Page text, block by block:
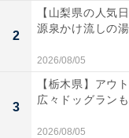
どの素朴なグルメ
れた静寂のひとと
2
【山梨県の人気
源泉かけ流しの
2026/08/05
3
【栃木県】アウ
広々ドッグラン
2026/08/05